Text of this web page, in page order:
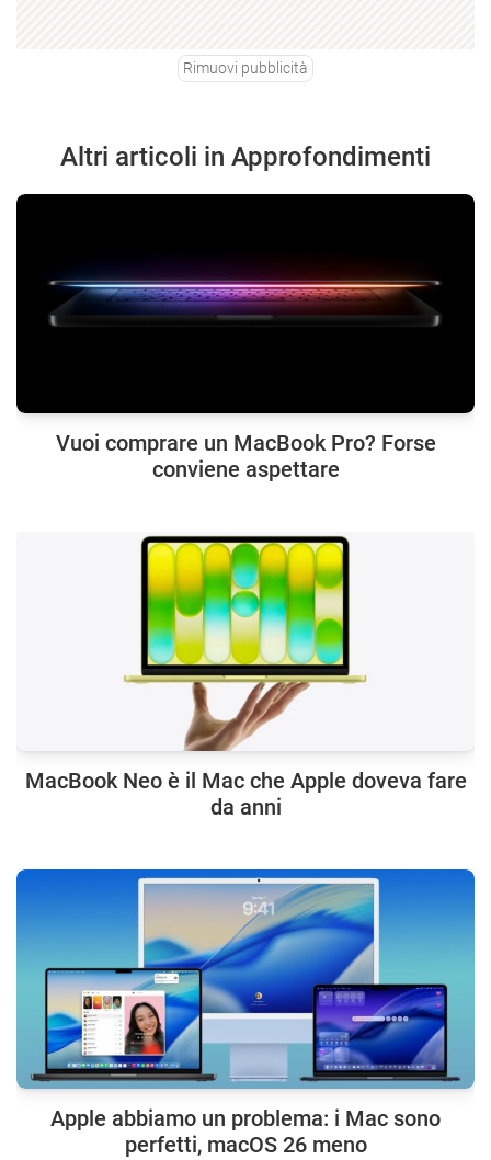
Rimuovi pubblicità
Altri articoli in Approfondimenti
Vuoi comprare un MacBook Pro? Forse
conviene aspettare
MacBook Neo è il Mac che Apple doveva fare
da anni
Apple abbiamo un problema: i Mac sono
perfetti, macOS 26 meno